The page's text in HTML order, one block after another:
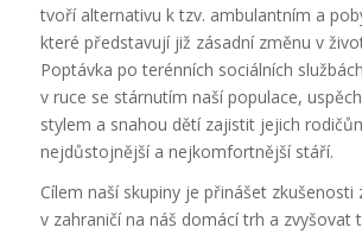
tvoří alternativu k tzv. ambulantním a
které představují již zásadní změnu v
Poptávka po terénních sociálních
v ruce se stárnutím naší populace,
stylem a snahou dětí zajistit jejich
nejdůstojnější a nejkomfortnější stáří.
Cílem naší skupiny je přinášet zkušenosti
v zahraničí na náš domácí trh a zvyšovat